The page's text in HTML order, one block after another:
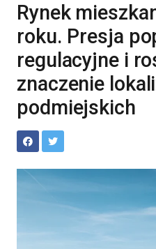
Rynek
roku. Presja
regulacyjne i
znaczenie
podmiejskich